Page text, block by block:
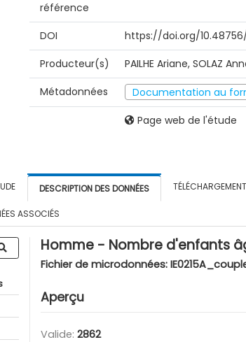
référence
DOI
https://doi.org/
Producteur(s)
PAILHE Ariane, SOLAZ
Métadonnées
Documentation au
Page web de l'étude
DESCRIPTION DES DONNÉES
ASSOCIÉS
Homme - Nombre d'enfants
Fichier de microdonnées:
Aperçu
Valide: 2862